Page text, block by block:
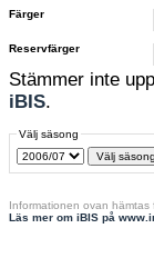
Färger
Reservfärger
Stämmer inte
iBIS.
Välj säsong
Informationen ovan
Läs mer om iBIS på